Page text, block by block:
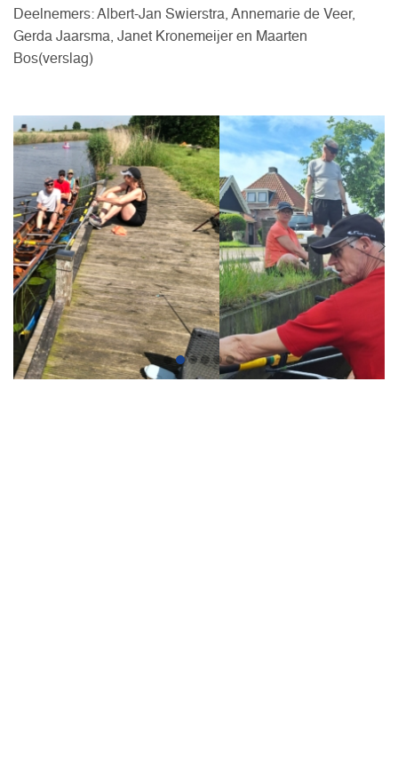
Deelnemers: Albert-Jan Swierstra, Annemarie de Veer,
Gerda Jaarsma, Janet Kronemeijer en Maarten
Bos(verslag)